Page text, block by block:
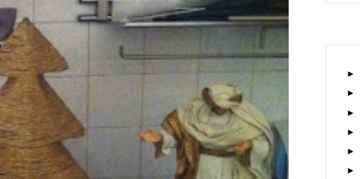
►
►
►
►
►
►